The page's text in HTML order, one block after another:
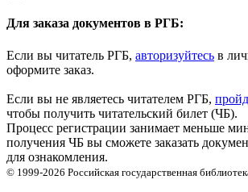
Для заказа документов в РГБ:
Если вы читатель РГБ, авторизуйтесь в
оформите заказ.
Если вы не являетесь читателем РГБ,
чтобы получить читательский билет (ЧБ).
Процесс регистрации занимает меньше
получения ЧБ вы сможете заказать
для ознакомления.
© 1999-2026 Российская государственная